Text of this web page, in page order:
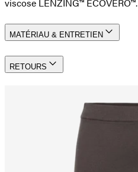
viscose LENZING™ ECOVERO™.
MATÉRIAU & ENTRETIEN
RETOURS